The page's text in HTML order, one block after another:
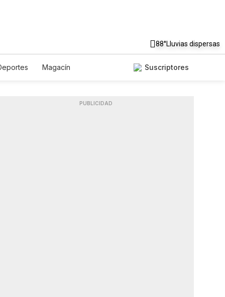
88°Lluvias dispersas
Magacín
Suscriptores
PUBLICIDAD